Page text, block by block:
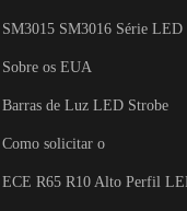
SM3015 SM3016 Série
Sobre os EUA
Barras de Luz LED Strobe
Como solicitar o
ECE R65 R10 Alto Perfil